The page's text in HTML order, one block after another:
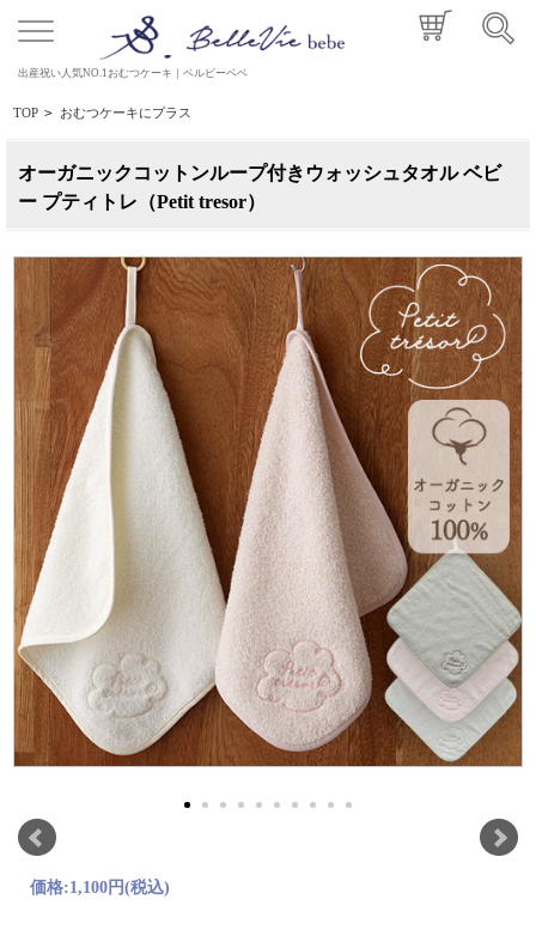
出産祝い人気NO.1おむつケーキ｜ベルビーベベ
TOP > おむつケーキにプラス
オーガニックコットンループ付きウォッシュタオル ベビ
ー プティトレ（Petit tresor）
価格:1,100円(税込)